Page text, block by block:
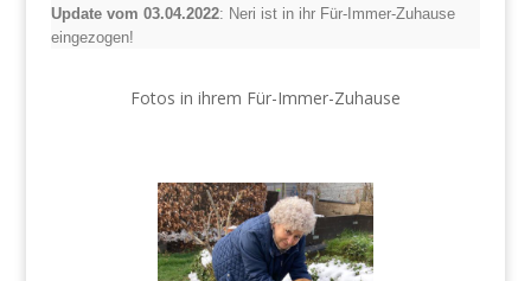
Update vom 03.04.2022: Neri ist in ihr Für-Immer-Zuhause
eingezogen!
Fotos in ihrem Für-Immer-Zuhause